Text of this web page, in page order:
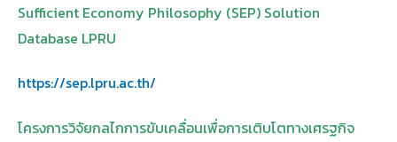
Sufficient Economy Philosophy (SEP) Solution
Database LPRU
https://sep.lpru.ac.th/
โครงการวิจัยกลไกการขับเคลื่อนเพื่อการเติบโตทางเศรฐกิจ